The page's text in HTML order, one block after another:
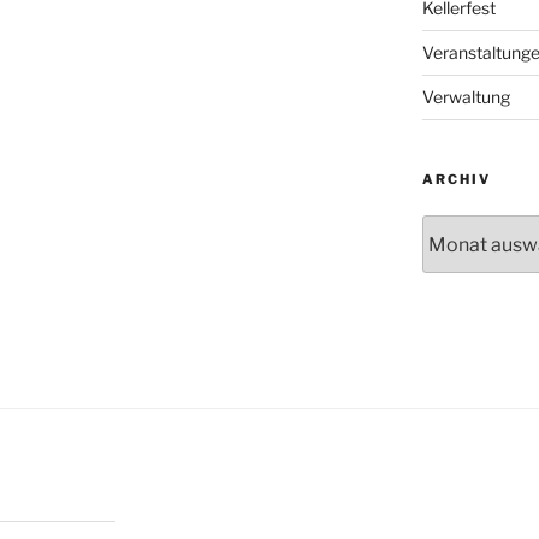
Kellerfest
Verwaltung
ARCHIV